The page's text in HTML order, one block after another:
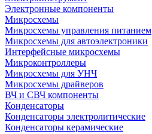
Электронные компоненты
Микросхемы
Микросхемы управления питанием
Микросхемы для автоэлектроники
Интерфейсные микросхемы
Микроконтроллеры
Микросхемы для УНЧ
Микросхемы драйверов
ВЧ и СВЧ компоненты
Конденсаторы
Конденсаторы электролитические
Конденсаторы керамические